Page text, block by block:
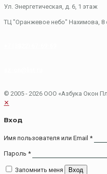
Ул. Энергетическая, д. 6, 1 этаж
​ТЦ "Оранжевое небо"​ Нахимова, 8
© 2005 - 2026 ООО «Азбука Окон
✕
Вход
Имя пользователя или Email *
Пароль *
Запомнить меня Вход